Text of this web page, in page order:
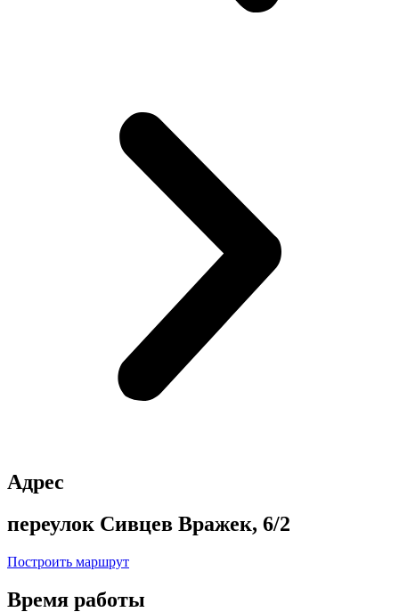
Адрес
переулок Сивцев Вражек, 6/2
Построить маршрут
Время работы